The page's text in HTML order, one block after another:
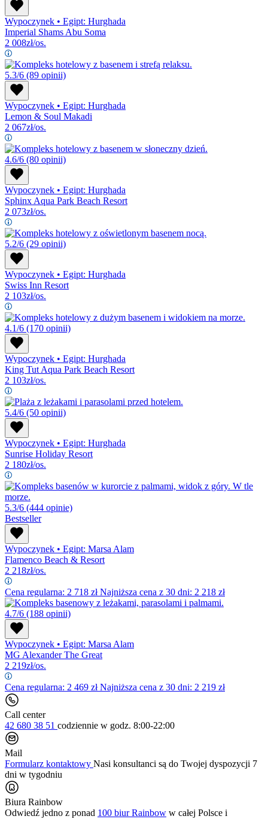
Wypoczynek • Egipt: Hurghada
Imperial Shams Abu Soma
2 008zł/os.
5.3/6 (89 opinii)
Wypoczynek • Egipt: Hurghada
Lemon & Soul Makadi
2 067zł/os.
4.6/6 (80 opinii)
Wypoczynek • Egipt: Hurghada
Sphinx Aqua Park Beach Resort
2 073zł/os.
5.2/6 (29 opinii)
Wypoczynek • Egipt: Hurghada
Swiss Inn Resort
2 103zł/os.
4.1/6 (170 opinii)
Wypoczynek • Egipt: Hurghada
King Tut Aqua Park Beach Resort
2 103zł/os.
5.4/6 (50 opinii)
Wypoczynek • Egipt: Hurghada
Sunrise Holiday Resort
2 180zł/os.
5.3/6 (444 opinie)
Bestseller
Wypoczynek • Egipt: Marsa Alam
Flamenco Beach & Resort
2 218zł/os.
Cena regularna: 2 718 złNajniższa cena z 30 dni: 2 218 zł
4.7/6 (188 opinii)
Wypoczynek • Egipt: Marsa Alam
MG Alexander The Great
2 219zł/os.
Cena regularna: 2 469 złNajniższa cena z 30 dni: 2 219 zł
Call center
42 680 38 51 codziennie w godz. 8:00-22:00
Mail
Formularz kontaktowy Nasi konsultanci są do Twojej dyspozycji 7
dni w tygodniu
Biura Rainbow
Odwiedź jedno z ponad 100 biur Rainbow w całej Polsce i